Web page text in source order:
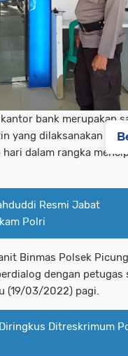
bank merupakan
yang dilaksanakan
dalam rangka
Resmi Jabat
Polri
Binmas Polsek
dengan petugas
(19/03/2022) pagi.
Ditreskrimum